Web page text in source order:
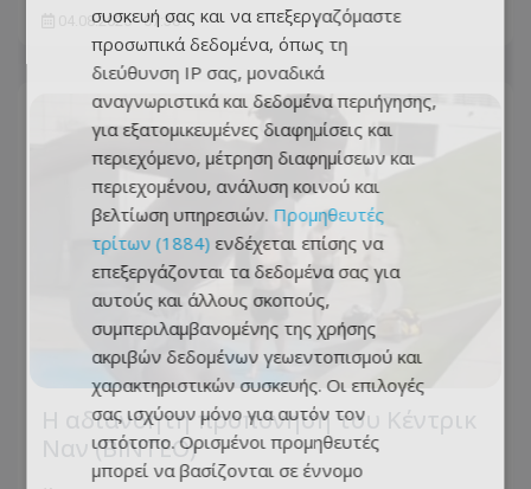
04.08.2026 - 07:38
Η αδιανόητη προπόνηση του Κέντρικ
Ναν (BINTEO)
συσκευή σας και να επεξεργαζόμαστε
προσωπικά δεδομένα, όπως τη
διεύθυνση IP σας, μοναδικά
αναγνωριστικά και δεδομένα περιήγησης,
για εξατομικευμένες διαφημίσεις και
περιεχόμενο, μέτρηση διαφημίσεων και
περιεχομένου, ανάλυση κοινού και
βελτίωση υπηρεσιών. Προμηθευτές
τρίτων (1884) ενδέχεται επίσης να
επεξεργάζονται τα δεδομένα σας για
αυτούς και άλλους σκοπούς,
συμπεριλαμβανομένης της χρήσης
ακριβών δεδομένων γεωεντοπισμού και
χαρακτηριστικών συσκευής. Οι επιλογές
σας ισχύουν μόνο για αυτόν τον
ιστότοπο. Ορισμένοι προμηθευτές
μπορεί να βασίζονται σε έννομο